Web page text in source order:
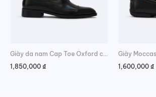
Giày da nam Cap Toe Oxford cao cấp
1,850,000 ₫
1,600,000 ₫